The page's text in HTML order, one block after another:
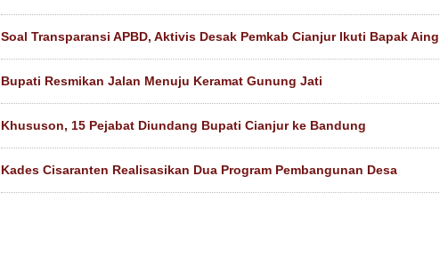
Soal Transparansi APBD, Aktivis Desak Pemkab Cianjur Ikuti Bapak Aing
Bupati Resmikan Jalan Menuju Keramat Gunung Jati
Khususon, 15 Pejabat Diundang Bupati Cianjur ke Bandung
Kades Cisaranten Realisasikan Dua Program Pembangunan Desa